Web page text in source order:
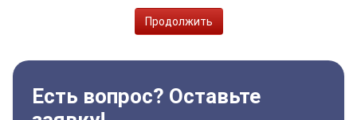
Продолжить
Есть вопрос? Оставьте